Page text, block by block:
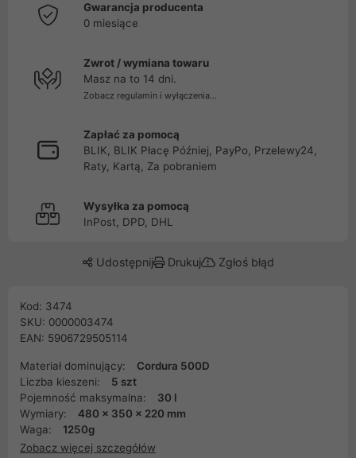
Gwarancja producenta
0 miesiące
Zwrot / wymiana towaru
Masz na to 14 dni.
Zobacz regulamin i wyłączenia...
Zapłać za pomocą
BLIK, BLIK Płacę Później, PayPo, Przelewy24,
Raty, Kartą, Za pobraniem
Wysyłka za pomocą
InPost, DPD, DHL
Udostępnij Drukuj Zgłoś błąd
Kod: 3474
SKU: 0000003474
EAN: 5906729505114
Materiał dominujący:
Cordura 500D
Liczba kieszeni:
5 szt
Pojemność maksymalna:
30 l
Wymiary:
480 x 350 x 220 mm
Waga:
1250g
Zobacz więcej szczegółów